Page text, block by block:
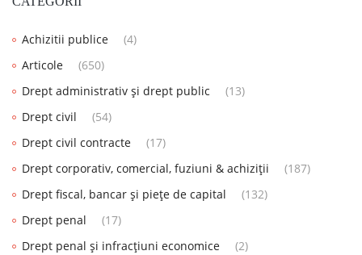
Achizitii publice
(4)
Articole
(650)
Drept administrativ și drept public
(13)
Drept civil
(54)
Drept civil contracte
(17)
Drept corporativ, comercial, fuziuni & achiziții
(187)
Drept fiscal, bancar și piețe de capital
(132)
Drept penal
(17)
Drept penal și infracțiuni economice
(2)